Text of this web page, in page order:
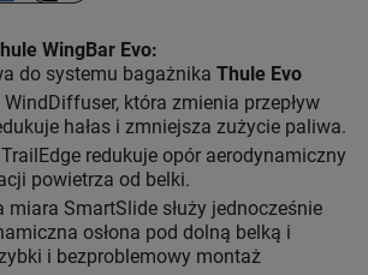
WingBar Evo:
do systemu bagażnika Thule Evo
która zmienia przepływ
hałas i zmniejsza zużycie paliwa.
redukuje opór aerodynamiczny
powietrza od belki.
miara SmartSlide służy jednocześnie
osłona pod dolną belką i
i bezproblemowy montaż